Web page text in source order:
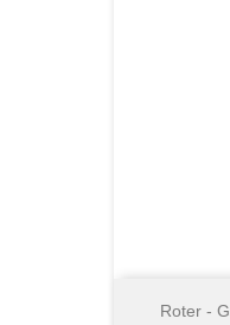
Roter -